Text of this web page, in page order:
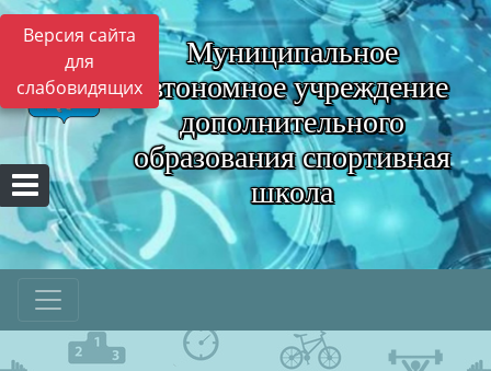
Версия сайта
для
слабовидящих
Муниципальное
автономное учреждение
дополнительного
образования спортивная
школа